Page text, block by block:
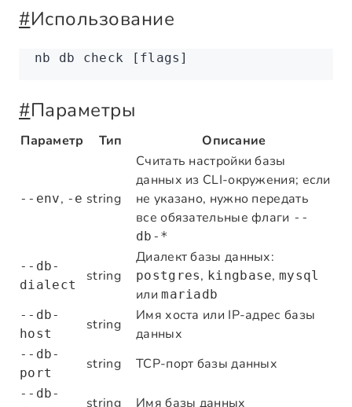
#Использование
nb db check [flags]
#Параметры
Параметр Тип Описание
--env, -e string
Считать настройки базы
данных из CLI-окружения; если
не указано, нужно передать
все обязательные флаги --
db-*
--db-
dialect
string
Диалект базы данных:
postgres, kingbase,mysql
илиmariadb
--db-
host
string
Имя хоста или IP-адрес базы
данных
--db-
port
string TCP-порт базы данных
--db-
string Имя базы данных